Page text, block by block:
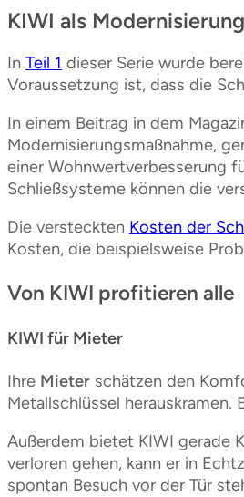
KIWI als
In Teil 1 dieser Serie wurde
Voraussetzung ist, dass die
In einem Beitrag in dem
Modernisierungsmaßnahme,
einer Wohnwertverbesserung
Schließsysteme können die
Die versteckten Kosten der
Kosten, die beispielsweise
Von KIWI profitieren alle
KIWI für Mieter
Ihre Mieter schätzen den
Metallschlüssel herauskramen.
Außerdem bietet KIWI gerade
verloren gehen, kann er in
spontan Besuch vor der Tür